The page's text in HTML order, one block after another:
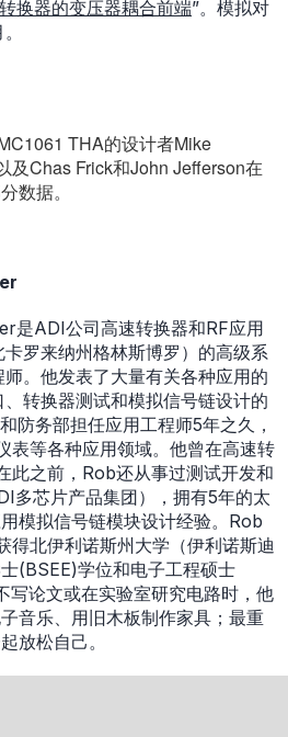
换器的变压器耦合前端”。模拟对
THA的设计者Mike
及Chas Frick和John Jefferson在
数据。
是ADI公司高速转换器和RF应用
卡罗来纳州格林斯博罗）的高级系
。他发表了大量有关各种应用的
转换器测试和模拟信号链设计的
防务部担任应用工程师5年之久，
表等各种应用领域。他曾在高速转
此之前，Rob还从事过测试开发和
多芯片产品集团），拥有5年的太
模拟信号链模块设计经验。Rob
得北伊利诺斯州大学（伊利诺斯迪
(BSEE)学位和电子工程硕士
写论文或在实验室研究电路时，他
音乐、用旧木板制作家具；最重
放松自己。